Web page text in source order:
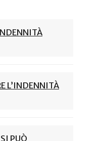
L’INDENNITÀ
PUÒ